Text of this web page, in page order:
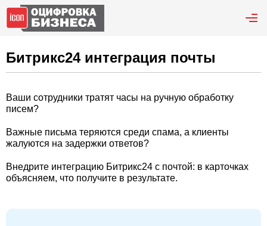
Битрикс24 интеграция почты
Ваши сотрудники тратят часы на ручную обработку
писем?
Важные письма теряются среди спама, а клиенты
жалуются на задержки ответов?
Внедрите интеграцию Битрикс24 с почтой: в карточках
объясняем, что получите в результате.